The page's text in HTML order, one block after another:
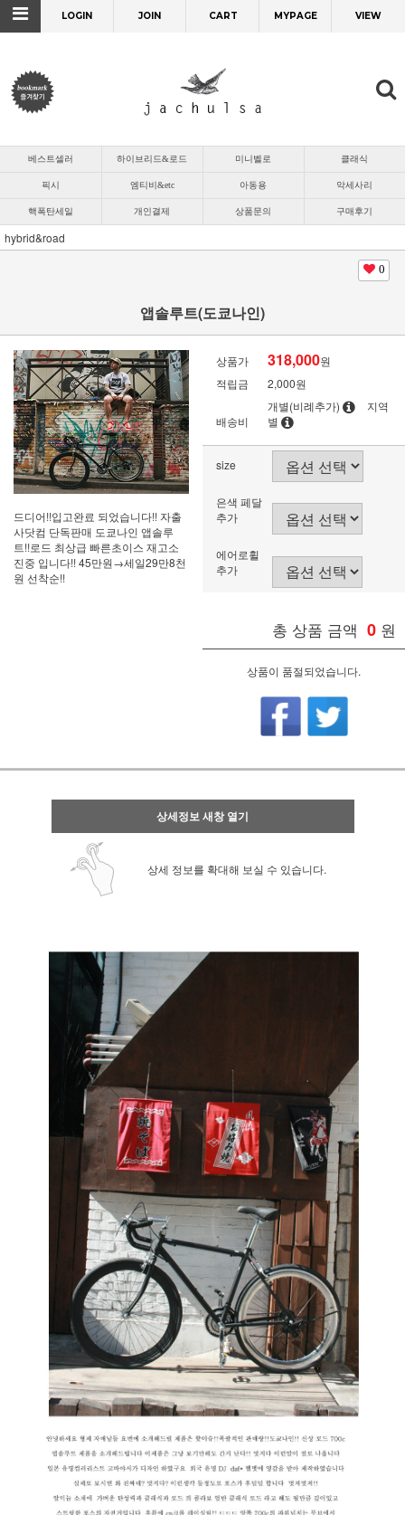
LOGIN JOIN CART MYPAGE VIEW
베스트셀러 하이브리드&로드 미니벨로 클래식
픽시 엠티비&etc 아동용 악세사리
핵폭탄세일 개인결제 상품문의 구매후기
hybrid&road
0
앱솔루트(도쿄나인)
드디어!!입고완료 되었습니다!! 자출
사닷컴 단독판매 도쿄나인 앱솔루
트!!로드 최상급 빠른초이스 재고소
진중 입니다!! 45만원→세일29만8천
원 선착순!!
상품가 318,000원
적립금
2,000원
배송비
개별(비례추가)
지역
별
size
은색 페달
추가
에어로휠
추가
총 상품 금액 0 원
상품이 품절되었습니다.
상세정보 새창 열기
상세 정보를 확대해 보실 수 있습니다.